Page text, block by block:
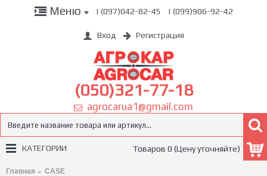
Меню | (097)042-82-45 | (099)906-92-42
Вход Регистрация
(050)321-77-18
agrocarua1@gmail.com
Товаров 0 (Цену уточняйте)
КАТЕГОРИИ
Главная CASE